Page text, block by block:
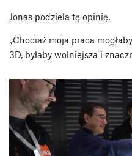
Jonas podziela tę opinię.
„Chociaż moja praca
3D, byłaby wolniejsza i